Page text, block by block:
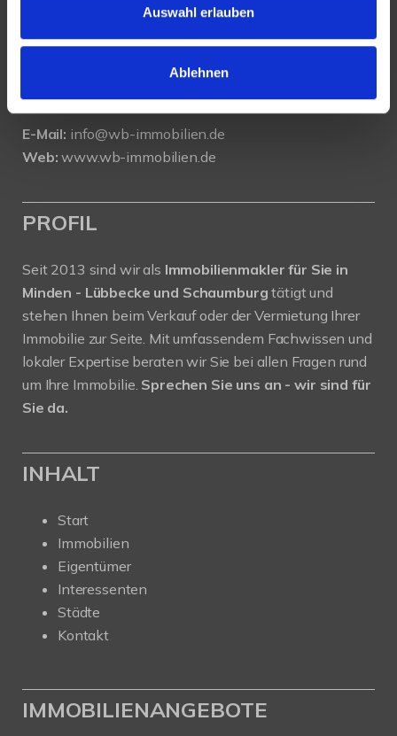
Auswahl erlauben
Ablehnen
32457 Porta Westfalica
0571 - 597 265 17
E-Mail: info@wb-immobilien.de
Web: www.wb-immobilien.de
PROFIL
Seit 2013 sind wir als Immobilienmakler für Sie in
Minden - Lübbecke und Schaumburgtätigt und
stehen Ihnen beim Verkauf oder der Vermietung Ihrer
Immobilie zur Seite. Mit umfassendem Fachwissen und
lokaler Expertise beraten wir Sie bei allen Fragen rund
um Ihre Immobilie. Sprechen Sie uns an - wir sind für
Sie da.
INHALT
Start
Immobilien
Eigentümer
Interessenten
Städte
Kontakt
IMMOBILIENANGEBOTE